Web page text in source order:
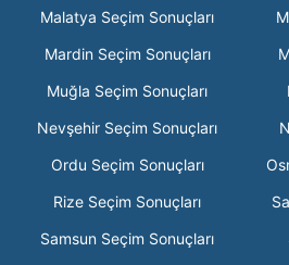
Malatya Seçim Sonuçları
Mardin Seçim Sonuçları
Muğla Seçim Sonuçları
Nevşehir Seçim Sonuçları
Ordu Seçim Sonuçları
Rize Seçim Sonuçları
Samsun Seçim Sonuçları